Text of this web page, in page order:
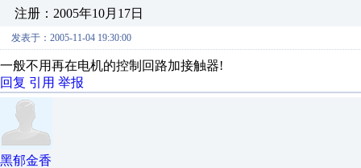
注册：2005年10月17日
发表于：2005-11-04 19:30:00
一般不用再在电机的控制回路加接触器!
回复 引用 举报
黑郁金香